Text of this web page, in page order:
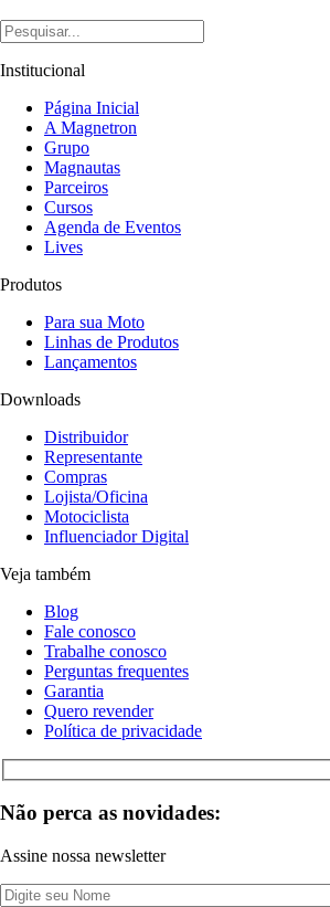
Institucional
Página Inicial
A Magnetron
Grupo
Magnautas
Parceiros
Cursos
Agenda de Eventos
Lives
Produtos
Para sua Moto
Linhas de Produtos
Lançamentos
Downloads
Distribuidor
Representante
Compras
Lojista/Oficina
Motociclista
Influenciador Digital
Veja também
Blog
Fale conosco
Trabalhe conosco
Perguntas frequentes
Garantia
Quero revender
Política de privacidade
Não perca as novidades:
Assine nossa newsletter